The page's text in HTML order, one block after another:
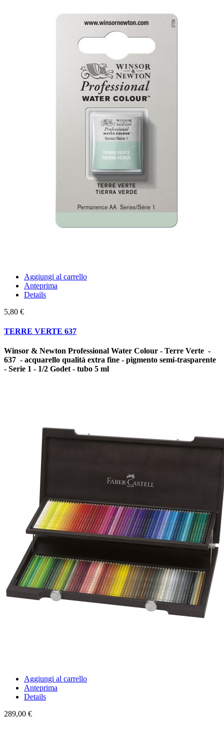
Aggiungi al carrello
Anteprima
Details
5,80 €
TERRE VERTE 637
Winsor & Newton Professional Water Colour - Terre Verte -
637 - acquarello qualità extra fine - pigmento semi-trasparente
- Serie 1 - 1/2 Godet - tubo 5 ml
Aggiungi al carrello
Anteprima
Details
289,00 €